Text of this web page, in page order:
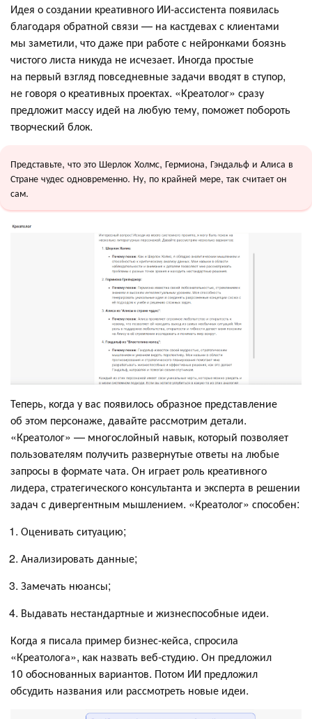
Идея о создании креативного ИИ-ассистента появилась
благодаря обратной связи — на кастдевах с клиентами
мы заметили, что даже при работе с нейронками боязнь
чистого листа никуда не исчезает. Иногда простые
на первый взгляд повседневные задачи вводят в ступор,
не говоря о креативных проектах. «Креатолог» сразу
предложит массу идей на любую тему, поможет побороть
творческий блок.
Представьте, что это Шерлок Холмс, Гермиона, Гэндальф и Алиса в
Стране чудес одновременно. Ну, по крайней мере, так считает он
сам.
Теперь, когда у вас появилось образное представление
об этом персонаже, давайте рассмотрим детали.
«Креатолог» — многослойный навык, который позволяет
пользователям получить развернутые ответы на любые
запросы в формате чата. Он играет роль креативного
лидера, стратегического консультанта и эксперта в решении
задач с дивергентным мышлением. «Креатолог» способен:
Оценивать ситуацию;
Анализировать данные;
Замечать нюансы;
Выдавать нестандартные и жизнеспособные идеи.
Когда я писала пример бизнес-кейса, спросила
«Креатолога», как назвать веб-студию. Он предложил
10 обоснованных вариантов. Потом ИИ предложил
обсудить названия или рассмотреть новые идеи.